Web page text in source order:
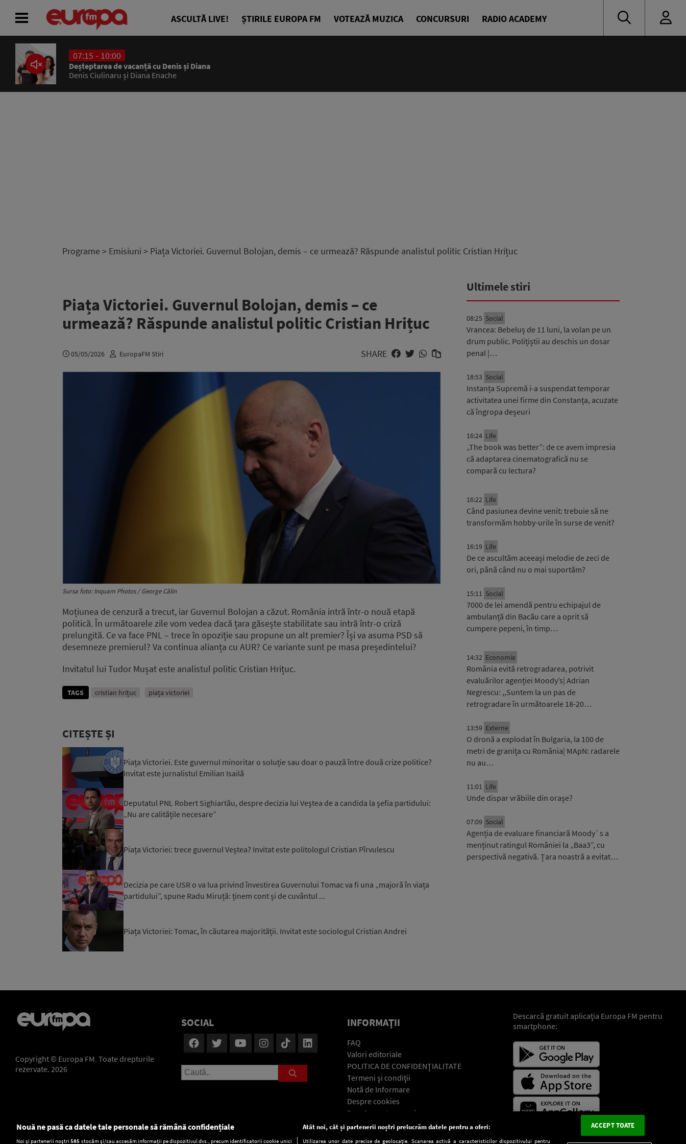
ASCULTĂ LIVE! ȘTIRILE EUROPA FM VOTEAZĂ MUZICA CONCURSURI RADIO ACADEMY
07:15 - 10:00
Deșteptarea de vacanță cu Denis și Diana
Denis Ciulinaru și Diana Enache
Programe > Emisiuni > Piața Victoriei. Guvernul Bolojan, demis – ce urmează? Răspunde analistul politic Cristian Hrițuc
Piața Victoriei. Guvernul Bolojan, demis – ce
urmează? Răspunde analistul politic Cristian Hrițuc
05/05/2026 EuropaFM Stiri SHARE
Sursa foto: Inquam Photos / George Călin
Moțiunea de cenzură a trecut, iar Guvernul Bolojan a căzut. România intră într-o nouă etapă
politică. În următoarele zile vom vedea dacă țara găsește stabilitate sau intră într-o criză
prelungită. Ce va face PNL – trece în opoziție sau propune un alt premier? Își va asuma PSD să
desemneze premierul? Va continua alianța cu AUR? Ce variante sunt pe masa președintelui?
Invitatul lui Tudor Mușat este analistul politic Cristian Hrițuc.
TAGS cristian hrițuc piața victoriei
CITEȘTE ȘI
Piața Victoriei. Este guvernul minoritar o soluție sau doar o pauză între două crize politice?
Invitat este jurnalistul Emilian Isailă
Deputatul PNL Robert Sighiartău, despre decizia lui Veștea de a candida la șefia partidului:
„Nu are calitățile necesare”
Piața Victoriei: trece guvernul Veștea? Invitat este politologul Cristian Pîrvulescu
Decizia pe care USR o va lua privind învestirea Guvernului Tomac va fi una „majoră în viața
partidului”, spune Radu Miruță: ținem cont și de cuvântul ...
Piața Victoriei: Tomac, în căutarea majorității. Invitat este sociologul Cristian Andrei
Ultimele stiri
08:25 Social
Vrancea: Bebeluș de 11 luni, la volan pe un
drum public. Polițiștii au deschis un dosar
penal |…
18:53 Social
Instanța Supremă i-a suspendat temporar
activitatea unei firme din Constanța, acuzate
că îngropa deșeuri
16:24 Life
„The book was better”: de ce avem impresia
că adaptarea cinematografică nu se
compară cu lectura?
16:22 Life
Când pasiunea devine venit: trebuie să ne
transformăm hobby-urile în surse de venit?
16:19 Life
De ce ascultăm aceeași melodie de zeci de
ori, până când nu o mai suportăm?
15:11 Social
7000 de lei amendă pentru echipajul de
ambulanță din Bacău care a oprit să
cumpere pepeni, în timp…
14:32 Economie
România evită retrogradarea, potrivit
evaluărilor agenției Moody’s| Adrian
Negrescu: ,,Suntem la un pas de
retrogradare în următoarele 18-20…
13:59 Externe
O dronă a explodat în Bulgaria, la 100 de
metri de granița cu România| MApN: radarele
nu au…
11:01 Life
Unde dispar vrăbiile din orașe?
07:09 Social
Agenția de evaluare financiară Moody`s a
menținut ratingul României la „Baa3”, cu
perspectivă negativă. Țara noastră a evitat…
Copyright © Europa FM. Toate drepturile
rezervate. 2026
SOCIAL INFORMAŢII
FAQ
Valori editoriale
POLITICA DE CONFIDENŢIALITATE
Termeni şi condiţii
Notă de Informare
Despre cookies
Regulament general
GDPR
Descarcă gratuit aplicaţia Europa FM pentru
smartphone:
ACASĂ
ȘTIRI
Setări:
Nouă ne pasă ca datele tale personale să rămână confidențiale
Noi și partenerii noștri585 stocăm și/sau accesăm informații pe dispozitivul dvs., precum identificatorii cookie unici
Atât noi, cât și partenerii noștri prelucrăm datele pentru a oferi:
Utilizarea unor date precise de geolocație. Scanarea activă a caracteristicilor dispozitivului pentru
ACCEPT TOATE